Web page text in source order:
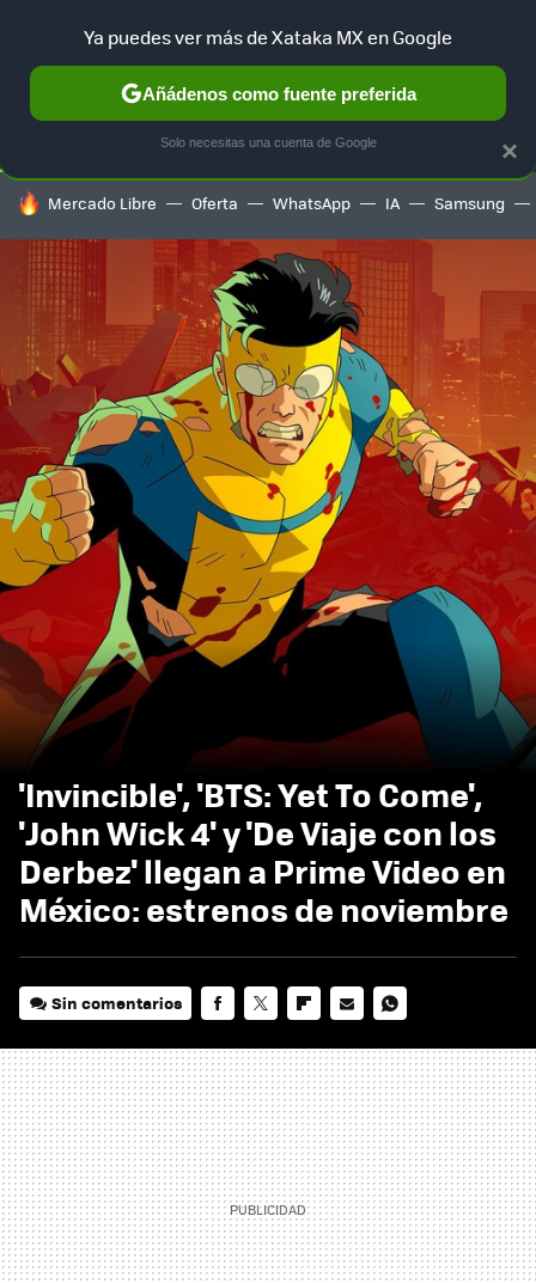
SELECCIÓN GAMING HOME AUTO TERRITORIO
HOY SE HABLA DE
Mercado Libre Oferta WhatsApp IA Samsung
'Invincible', 'BTS: Yet To Come',
'John Wick 4' y 'De Viaje con los
Derbez' llegan a Prime Video en
México: estrenos de noviembre
Sin comentarios
MAIL
×
Ya puedes ver más de Xataka MX en Google
Añádenos como fuente preferida
Solo necesitas una cuenta de Google